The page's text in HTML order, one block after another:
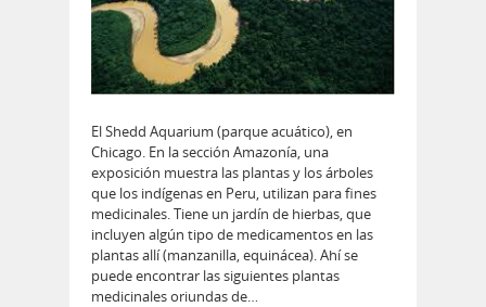
El Shedd Aquarium (parque acuático), en
Chicago. En la sección Amazonía, una
exposición muestra las plantas y los árboles
que los indígenas en Peru, utilizan para fines
medicinales. Tiene un jardín de hierbas, que
incluyen algún tipo de medicamentos en las
plantas allí (manzanilla, equinácea). Ahí se
puede encontrar las siguientes plantas
medicinales oriundas de…